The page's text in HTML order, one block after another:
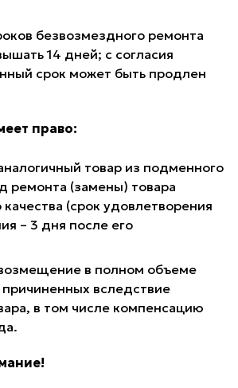
безвозмездного ремонта
14 дней; с согласия
срок может быть продлен
право:
товар из подменного
ремонта (замены) товара
(срок удовлетворения
– 3 дня после его
в полном объеме
вследствие
в том числе компенсацию